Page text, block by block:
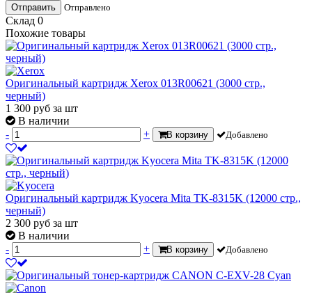
Отправить Отправлено
Склад 0
Похожие товары
Оригинальный картридж Xerox 013R00621 (3000 стр.,
черный)
1 300 руб за шт
В наличии
-
+ В корзину Добавлено
Оригинальный картридж Kyocera Mita TK-8315K (12000 стр.,
черный)
2 300 руб за шт
В наличии
-
+ В корзину Добавлено